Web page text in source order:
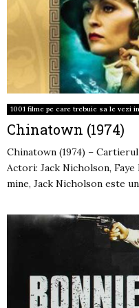
1001 filme pe care trebuie sa le vezi
Chinatown (1974)
Chinatown (1974) –
Actori: Jack Nicholson,
mine, Jack Nicholson este